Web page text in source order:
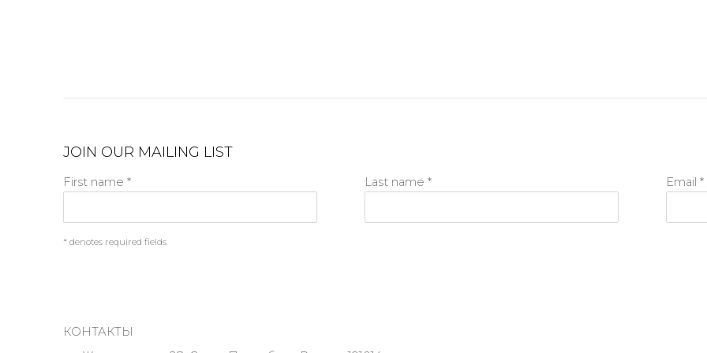
JOIN OUR MAILING LIST
First name * Last name * Email *
* denotes required fields
КОНТАКТЫ